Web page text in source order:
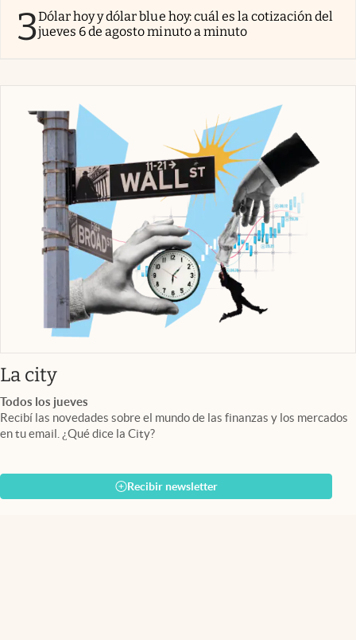
3Dólar hoy y dólar blue hoy: cuál es la cotización del
jueves 6 de agosto minuto a minuto
La cityabre en nueva pestaña
Todos los jueves
Recibí las novedades sobre el mundo de las finanzas y los mercados
en tu email. ¿Qué dice la City?
Recibir newsletter